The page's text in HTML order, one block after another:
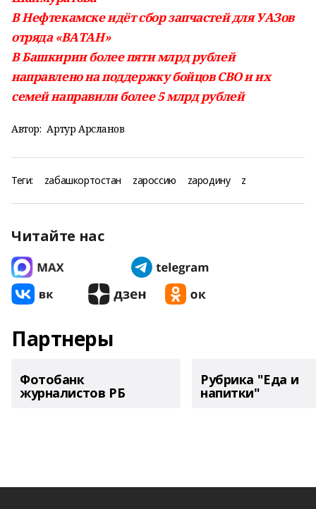
В Нефтекамске идёт сбор запчастей для УАЗов
отряда «ВАТАН»
В Башкирии более пяти млрд рублей
направлено на поддержку бойцов СВО и их
семей направили более 5 млрд рублей
Автор: Артур Арсланов
Теги: zабашкортостан zароссию zародину z
Читайте нас
Партнеры
Фотобанк
журналистов РБ
Рубрика "Еда и
напитки"